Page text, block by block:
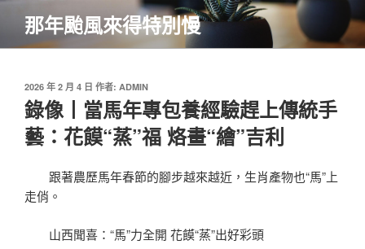
主
那年颱風來得特別慢
發
佈
於
2026 年 2 月 4 日 作者: ADMIN
錄像丨當馬年專包養經驗趕上傳統手
藝：花饃“蒸”福 烙畫“繪”吉利
跟著農歷馬年春節的腳步越來越近，生肖產物也“馬”上
走俏。
山西聞喜：“馬”力全開 花饃“蒸”出好彩頭